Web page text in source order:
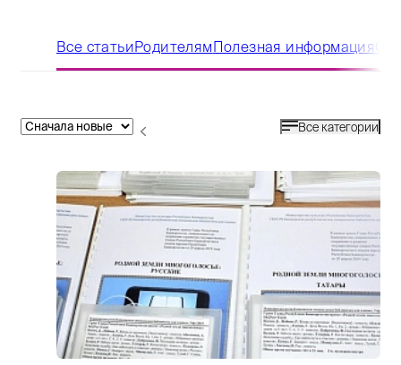
Все статьиРодителям Полезная информация
Все категории